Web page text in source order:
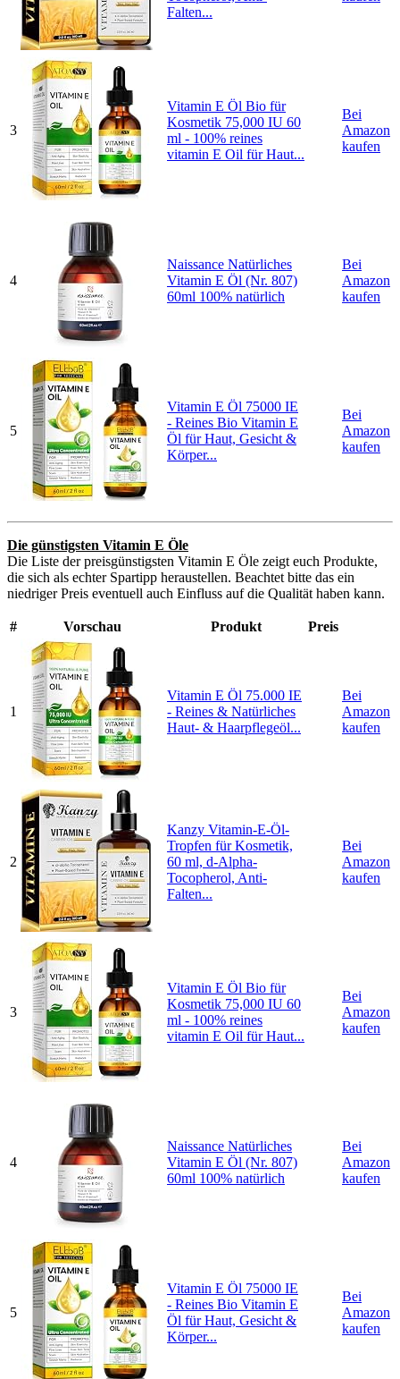
Falten...
3
Vitamin E Öl Bio für
Kosmetik 75,000 IU 60
ml - 100% reines
vitamin E Oil für Haut...
Bei
Amazon
kaufen
4
Naissance Natürliches
Vitamin E Öl (Nr. 807)
60ml 100% natürlich
Bei
Amazon
kaufen
5
Vitamin E Öl 75000 IE
- Reines Bio Vitamin E
Öl für Haut, Gesicht &
Körper...
Bei
Amazon
kaufen
Die günstigsten Vitamin E Öle
Die Liste der preisgünstigsten Vitamin E Öle zeigt euch Produkte,
die sich als echter Spartipp heraustellen. Beachtet bitte das ein
niedriger Preis eventuell auch Einfluss auf die Qualität haben kann.
# Vorschau Produkt Preis
1
Vitamin E Öl 75.000 IE
- Reines & Natürliches
Haut- & Haarpflegeöl...
Bei
Amazon
kaufen
2
Kanzy Vitamin-E-Öl-
Tropfen für Kosmetik,
60 ml, d-Alpha-
Tocopherol, Anti-
Falten...
Bei
Amazon
kaufen
3
Vitamin E Öl Bio für
Kosmetik 75,000 IU 60
ml - 100% reines
vitamin E Oil für Haut...
Bei
Amazon
kaufen
4
Naissance Natürliches
Vitamin E Öl (Nr. 807)
60ml 100% natürlich
Bei
Amazon
kaufen
5
Vitamin E Öl 75000 IE
- Reines Bio Vitamin E
Öl für Haut, Gesicht &
Körper...
Bei
Amazon
kaufen